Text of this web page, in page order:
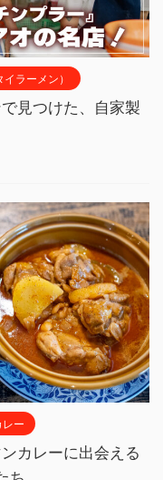
ラーメン）
見つけた、自家製
レー
カレーに出会える